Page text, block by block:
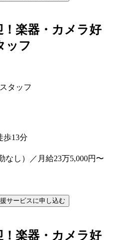
！楽器・カメラ好
ッフ
タッフ
歩13分
なし）／月給23万5,000円〜
サービスに申し込む
！楽器・カメラ好